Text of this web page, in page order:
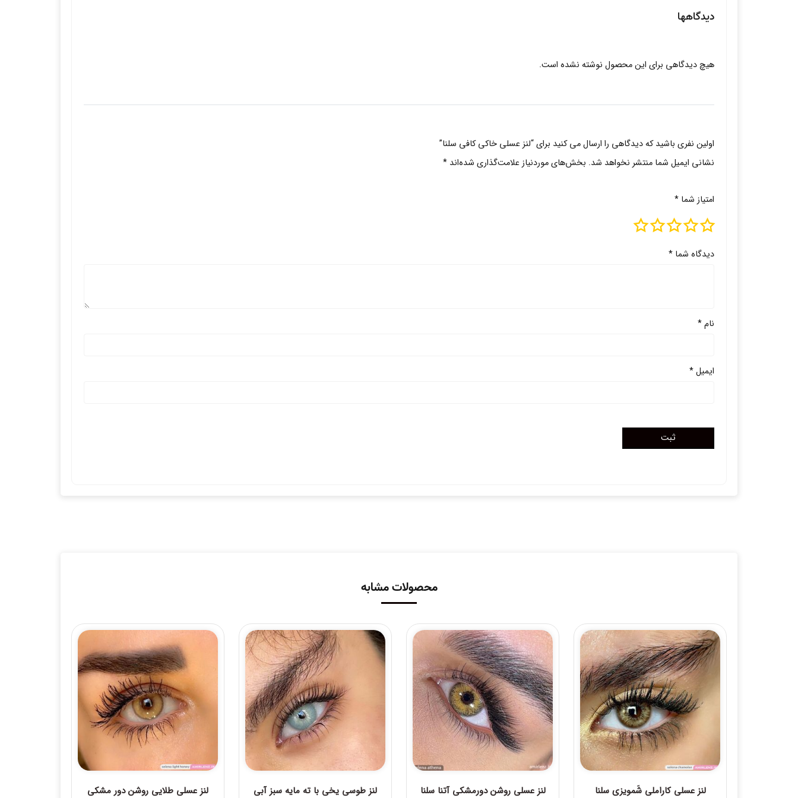
دیدگاهها
هیچ دیدگاهی برای این محصول نوشته نشده است.
اولین نفری باشید که دیدگاهی را ارسال می کنید برای “لنز عسلی خاکی کافی سلنا”
نشانی ایمیل شما منتشر نخواهد شد. بخش‌های موردنیاز علامت‌گذاری شده‌اند *
امتیاز شما *
دیدگاه شما *
نام*
ایمیل*
محصولات مشابه
لنز عسلی کاراملی شَمویزی سلنا لنز عسلی روشن دورمشکی آتنا سلنا
لنز طوسی یخی با ته مایه سبز آبی
لنز عسلی طلایی روشن دور مشکی